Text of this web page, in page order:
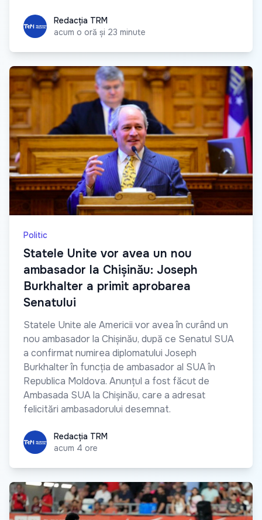
Redacția TRM
Redacția TRM
acum o oră și 23 minute
Politic
Statele Unite vor avea un nou
ambasador la Chișinău: Joseph
Burkhalter a primit aprobarea
Senatului
Statele Unite ale Americii vor avea în curând un
nou ambasador la Chișinău, după ce Senatul SUA
a confirmat numirea diplomatului Joseph
Burkhalter în funcția de ambasador al SUA în
Republica Moldova. Anunțul a fost făcut de
Ambasada SUA la Chișinău, care a adresat
felicitări ambasadorului desemnat.
Redacția TRM
Redacția TRM
acum 4 ore